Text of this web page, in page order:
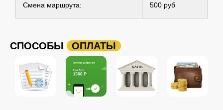
Смена маршрута: 500 руб
СПОСОБЫ ОПЛАТЫ